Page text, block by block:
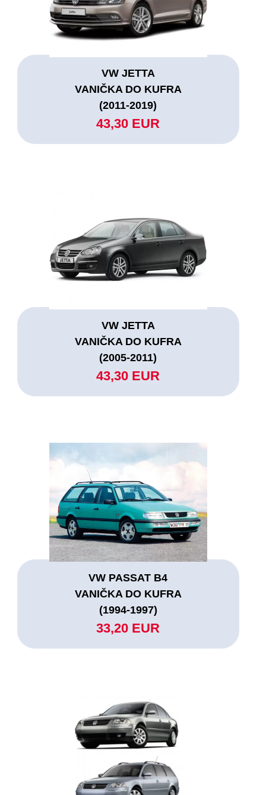
VW JETTA
VANIČKA DO KUFRA
(2011-2019)
43,30 EUR
VW JETTA
VANIČKA DO KUFRA
(2005-2011)
43,30 EUR
VW PASSAT B4
VANIČKA DO KUFRA
(1994-1997)
33,20 EUR